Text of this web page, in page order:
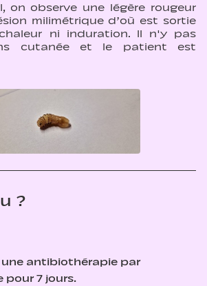
on observe une légère rougeur
milimétrique d’où est sortie
ni induration. Il n'y pas
cutanée et le patient est
?
une antibiothérapie par
pour 7 jours.